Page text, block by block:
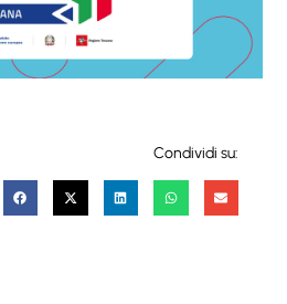
Condividi su: